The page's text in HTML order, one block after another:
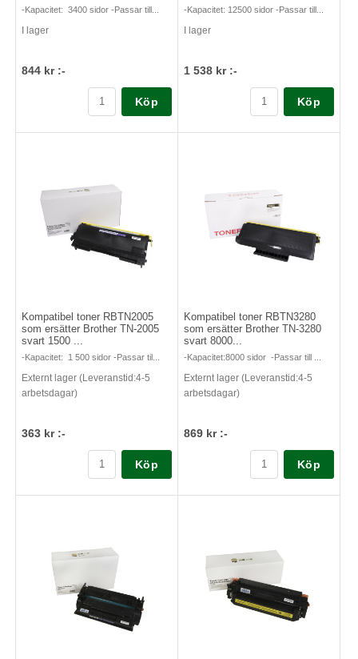
-Kapacitet: 3400 sidor -Passar till...
I lager
844 kr :-
Köp
-Kapacitet: 12500 sidor -Passar till...
I lager
1 538 kr :-
Köp
Kompatibel toner RBTN2005
som ersätter Brother TN-2005
svart 1500 ...
-Kapacitet: 1 500 sidor -Passar til...
Externt lager (Leveranstid:4-5
arbetsdagar)
363 kr :-
Köp
Kompatibel toner RBTN3280
som ersätter Brother TN-3280
svart 8000...
-Kapacitet:8000 sidor -Passar till ...
Externt lager (Leveranstid:4-5
arbetsdagar)
869 kr :-
Köp